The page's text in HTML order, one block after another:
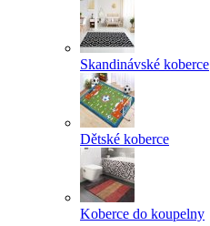
Skandinávské koberce
Dětské koberce
Koberce do koupelny